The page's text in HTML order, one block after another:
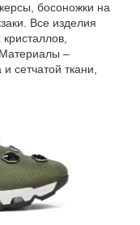
босоножки на
Все изделия
–
сетчатой ткани,